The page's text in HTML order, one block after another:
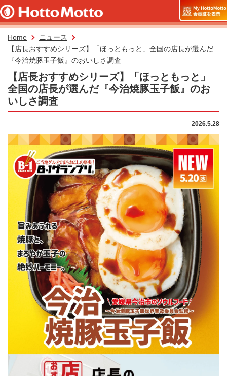
Home
ニュース
【店長おすすめシリーズ】「ほっともっと」全国の店長が選んだ
『今治焼豚玉子飯』のおいしさ調査
【店長おすすめシリーズ】「ほっともっと」
全国の店長が選んだ『今治焼豚玉子飯』のお
いしさ調査
2026.5.28